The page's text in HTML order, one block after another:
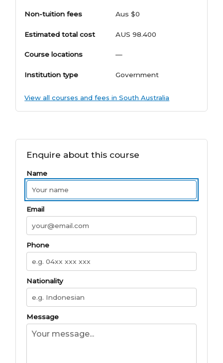
Non-tuition fees Aus $0
Estimated total cost AUS 98.400
Course locations —
Institution type Government
View all courses and fees in South Australia
Enquire about this course
Name
Email
Phone
Nationality
Message